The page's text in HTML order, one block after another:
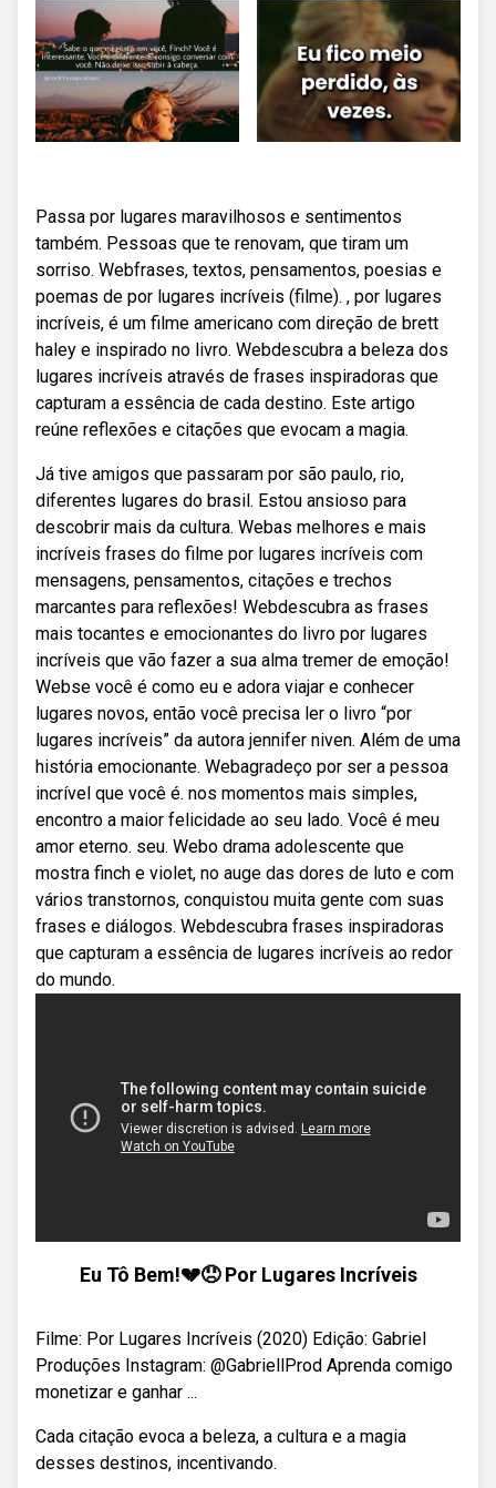
Passa por lugares maravilhosos e sentimentos
também. Pessoas que te renovam, que tiram um
sorriso. Webfrases, textos, pensamentos, poesias e
poemas de por lugares incríveis (filme). , por lugares
incríveis, é um filme americano com direção de brett
haley e inspirado no livro. Webdescubra a beleza dos
lugares incríveis através de frases inspiradoras que
capturam a essência de cada destino. Este artigo
reúne reflexões e citações que evocam a magia.
Já tive amigos que passaram por são paulo, rio,
diferentes lugares do brasil. Estou ansioso para
descobrir mais da cultura. Webas melhores e mais
incríveis frases do filme por lugares incríveis com
mensagens, pensamentos, citações e trechos
marcantes para reflexões! Webdescubra as frases
mais tocantes e emocionantes do livro por lugares
incríveis que vão fazer a sua alma tremer de emoção!
Webse você é como eu e adora viajar e conhecer
lugares novos, então você precisa ler o livro “por
lugares incríveis” da autora jennifer niven. Além de uma
história emocionante. Webagradeço por ser a pessoa
incrível que você é. nos momentos mais simples,
encontro a maior felicidade ao seu lado. Você é meu
amor eterno. seu. Webo drama adolescente que
mostra finch e violet, no auge das dores de luto e com
vários transtornos, conquistou muita gente com suas
frases e diálogos. Webdescubra frases inspiradoras
que capturam a essência de lugares incríveis ao redor
do mundo.
Eu Tô Bem!💔😞 Por Lugares Incríveis
Filme: Por Lugares Incríveis (2020) Edição: Gabriel
Produções Instagram: @GabriellProd Aprenda comigo
monetizar e ganhar ...
Cada citação evoca a beleza, a cultura e a magia
desses destinos, incentivando.